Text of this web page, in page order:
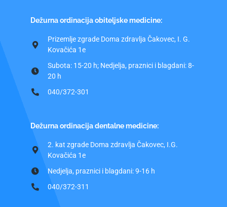
Dežurna ordinacija obiteljske medicine:
Prizemlje zgrade Doma zdravlja Čakovec, I. G.
Kovačića 1e
Subota: 15-20 h; Nedjelja, praznici i blagdani: 8-
20 h
040/372-301
Dežurna ordinacija dentalne medicine:
2. kat zgrade Doma zdravlja Čakovec, I.G.
Kovačića 1e
Nedjelja, praznici i blagdani: 9-16 h
040/372-311